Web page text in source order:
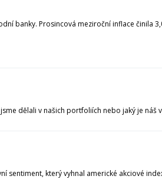
banky. Prosincová meziroční inflace činila
dělali v našich portfoliích nebo jaký je
který vyhnal americké akciové